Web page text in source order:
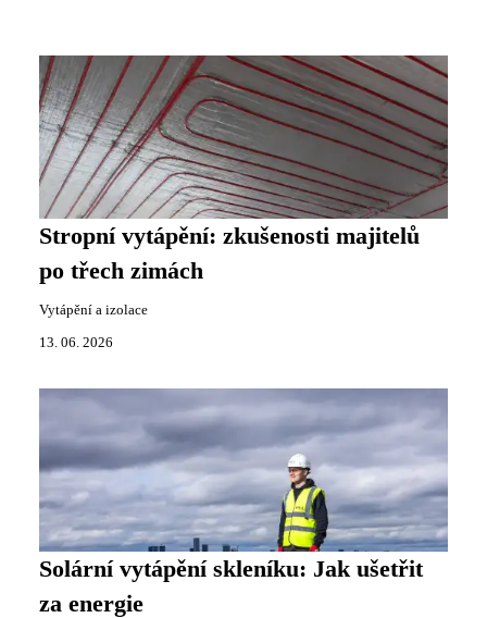
Stropní vytápění: zkušenosti majitelů
po třech zimách
Vytápění a izolace
13. 06. 2026
Solární vytápění skleníku: Jak ušetřit
za energie